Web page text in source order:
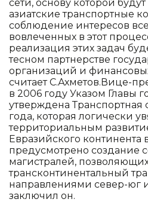
сети, основу которой
азиатские транспортные
соблюдение интересов
вовлеченных в этот
реализация этих задач
тесном партнерстве
организаций и
считает С.Ахметов.Вице-
в 2006 году Указом Главы
утверждена Транспортная
года, которая логически
территориальным
Евразийского континента
предусмотрено создание
магистралей,
трансконтинентальный
направлениями север-юг и
заключил он.